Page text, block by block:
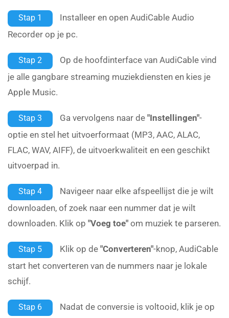
Stap 1
Installeer en open AudiCable Audio
Recorder op je pc.
Stap 2
Op de hoofdinterface van AudiCable vind
je alle gangbare streaming muziekdiensten en kies je
Apple Music.
Stap 3 Ga vervolgens naar de "Instellingen"-
optie en stel het uitvoerformaat (MP3, AAC, ALAC,
FLAC, WAV, AIFF), de uitvoerkwaliteit en een geschikt
uitvoerpad in.
Stap 4
Navigeer naar elke afspeellijst die je wilt
downloaden, of zoek naar een nummer dat je wilt
downloaden. Klik op "Voeg toe" om muziek te parseren.
Stap 5 Klik op de "Converteren"-knop, AudiCable
start het converteren van de nummers naar je lokale
schijf.
Stap 6
Nadat de conversie is voltooid, klik je op